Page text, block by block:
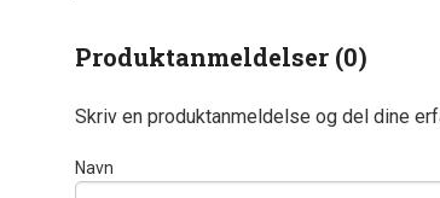
Produktanmeldelser (0)
Skriv en produktanmeldelse og del dine
Navn